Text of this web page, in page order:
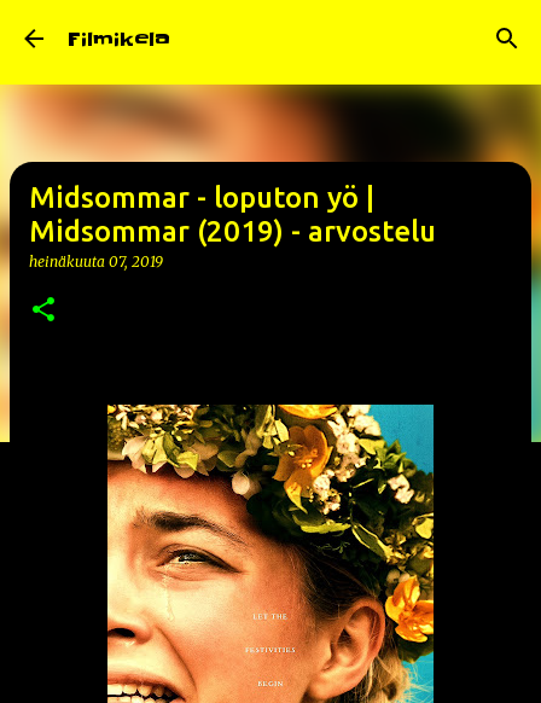
Filmikela
Midsommar - loputon yö |
Midsommar (2019) - arvostelu
heinäkuuta 07, 2019